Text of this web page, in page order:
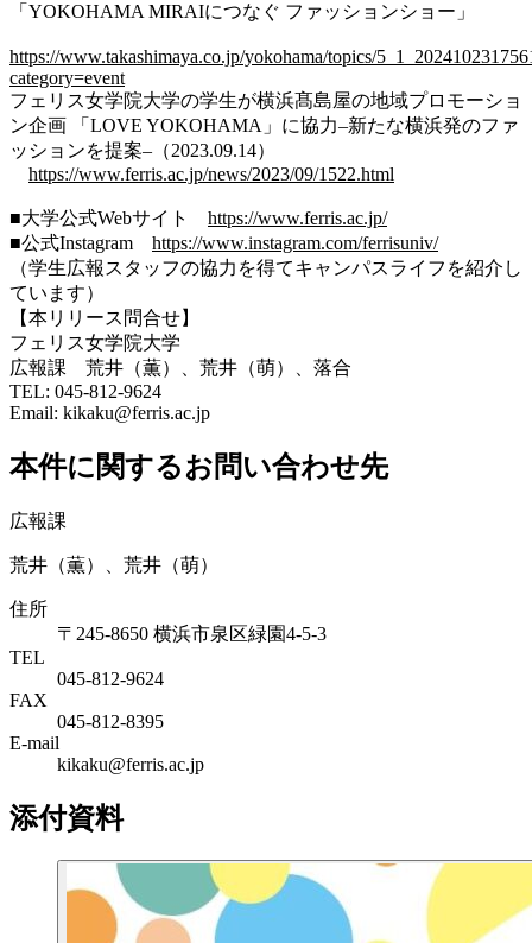
「YOKOHAMA MIRAIにつなぐ ファッションショー」
https://www.takashimaya.co.jp/yokohama/topics/
category=event
フェリス女学院大学の学生が横浜髙島屋の地域プロモーショ
ン企画 「LOVE YOKOHAMA」に協力–新たな横浜発のファ
ッションを提案–（2023.09.14）
https://www.ferris.ac.jp/news/2023/09/1522.html
■大学公式Webサイト https://www.ferris.ac.jp/
■公式Instagram https://www.instagram.com/ferrisuniv/
（学生広報スタッフの協力を得てキャンパスライフを紹介し
ています）
【本リリース問合せ】
フェリス女学院大学
広報課 荒井（薫）、荒井（萌）、落合
TEL: 045-812-9624
Email: kikaku@ferris.ac.jp
本件に関するお問い合わせ先
広報課
荒井（薫）、荒井（萌）
住所
〒245-8650 横浜市泉区緑園4-5-3
TEL
045-812-9624
FAX
045-812-8395
E-mail
kikaku@ferris.ac.jp
添付資料